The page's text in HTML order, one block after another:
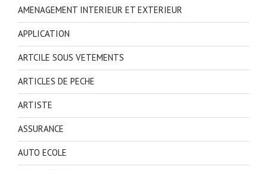
AMENAGEMENT INTERIEUR ET EXTERIEUR
APPLICATION
ARTCILE SOUS VETEMENTS
ARTICLES DE PECHE
ARTISTE
ASSURANCE
AUTO ECOLE